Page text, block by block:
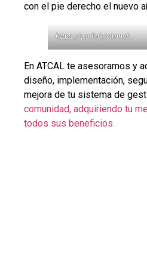
con el pie derecho el nuevo
https://wa.link/xtmnvb
En ATCAL te asesoramos y
diseño, implementación,
mejora de tu sistema de
comunidad, adquiriendo tu
todos sus beneficios.